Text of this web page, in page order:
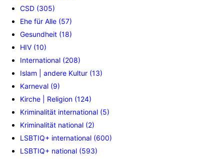
CSD (305)
Ehe für Alle (57)
Gesundheit (18)
HIV (10)
International (208)
Islam | andere Kultur (13)
Karneval (9)
Kirche | Religion (124)
Kriminalität international (5)
Kriminalität national (2)
LSBTIQ+ international (600)
LSBTIQ+ national (593)